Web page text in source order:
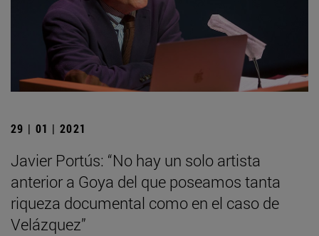
29 | 01 | 2021
Javier Portús: “No hay un solo artista
anterior a Goya del que poseamos tanta
riqueza documental como en el caso de
Velázquez”